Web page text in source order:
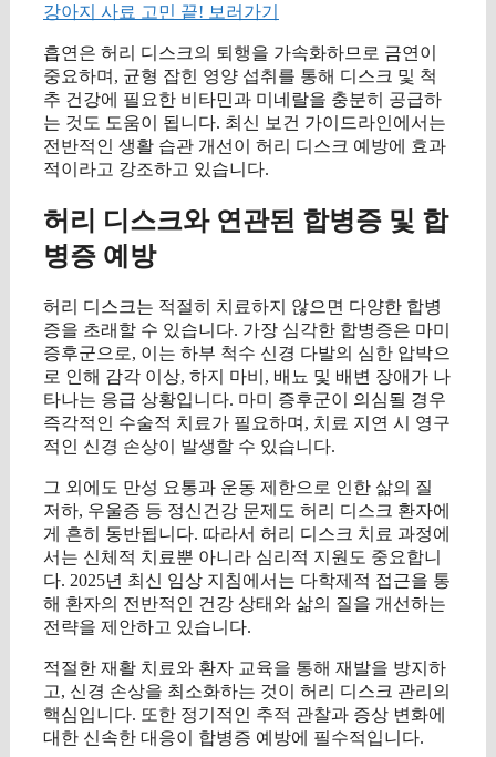
강아지 사료 고민 끝! 보러가기
흡연은 허리 디스크의 퇴행을 가속화하므로 금연이
중요하며, 균형 잡힌 영양 섭취를 통해 디스크 및 척
추 건강에 필요한 비타민과 미네랄을 충분히 공급하
는 것도 도움이 됩니다. 최신 보건 가이드라인에서는
전반적인 생활 습관 개선이 허리 디스크 예방에 효과
적이라고 강조하고 있습니다.
허리 디스크와 연관된 합병증 및 합
병증 예방
허리 디스크는 적절히 치료하지 않으면 다양한 합병
증을 초래할 수 있습니다. 가장 심각한 합병증은 마미
증후군으로, 이는 하부 척수 신경 다발의 심한 압박으
로 인해 감각 이상, 하지 마비, 배뇨 및 배변 장애가 나
타나는 응급 상황입니다. 마미 증후군이 의심될 경우
즉각적인 수술적 치료가 필요하며, 치료 지연 시 영구
적인 신경 손상이 발생할 수 있습니다.
그 외에도 만성 요통과 운동 제한으로 인한 삶의 질
저하, 우울증 등 정신건강 문제도 허리 디스크 환자에
게 흔히 동반됩니다. 따라서 허리 디스크 치료 과정에
서는 신체적 치료뿐 아니라 심리적 지원도 중요합니
다. 2025년 최신 임상 지침에서는 다학제적 접근을 통
해 환자의 전반적인 건강 상태와 삶의 질을 개선하는
전략을 제안하고 있습니다.
적절한 재활 치료와 환자 교육을 통해 재발을 방지하
고, 신경 손상을 최소화하는 것이 허리 디스크 관리의
핵심입니다. 또한 정기적인 추적 관찰과 증상 변화에
대한 신속한 대응이 합병증 예방에 필수적입니다.